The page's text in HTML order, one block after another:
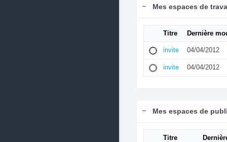
Mes espaces de
Titre Dernière
invite 04/04/2012
invite 04/04/2012
Mes espaces de
Titre